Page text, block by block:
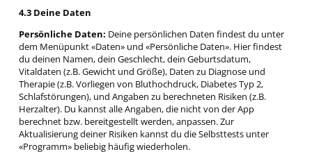
4.3 Deine Daten
Persönliche Daten: Deine persönlichen Daten findest du unter
dem Menüpunkt «Daten» und «Persönliche Daten». Hier findest
du deinen Namen, dein Geschlecht, dein Geburtsdatum,
Vitaldaten (z.B. Gewicht und Größe), Daten zu Diagnose und
Therapie (z.B. Vorliegen von Bluthochdruck, Diabetes Typ 2,
Schlafstörungen), und Angaben zu berechneten Risiken (z.B.
Herzalter). Du kannst alle Angaben, die nicht von der App
berechnet bzw. bereitgestellt werden, anpassen. Zur
Aktualisierung deiner Risiken kannst du die Selbsttests unter
«Programm» beliebig häufig wiederholen.